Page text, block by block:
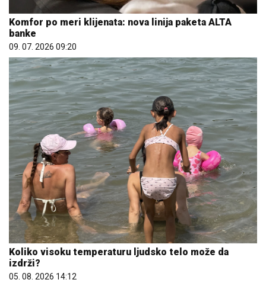
Komfor po meri klijenata: nova linija paketa ALTA
banke
09. 07. 2026 09:20
Koliko visoku temperaturu ljudsko telo može da
izdrži?
05. 08. 2026 14:12